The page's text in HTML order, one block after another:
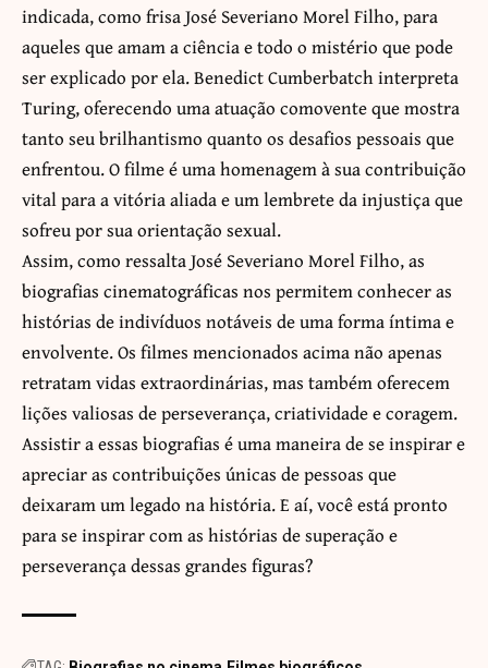
indicada, como frisa José Severiano Morel Filho, para
aqueles que amam a ciência e todo o mistério que pode
ser explicado por ela. Benedict Cumberbatch interpreta
Turing, oferecendo uma atuação comovente que mostra
tanto seu brilhantismo quanto os desafios pessoais que
enfrentou. O filme é uma homenagem à sua contribuição
vital para a vitória aliada e um lembrete da injustiça que
sofreu por sua orientação sexual.
Assim, como ressalta José Severiano Morel Filho, as
biografias cinematográficas nos permitem conhecer as
histórias de indivíduos notáveis de uma forma íntima e
envolvente. Os filmes mencionados acima não apenas
retratam vidas extraordinárias, mas também oferecem
lições valiosas de perseverança, criatividade e coragem.
Assistir a essas biografias é uma maneira de se inspirar e
apreciar as contribuições únicas de pessoas que
deixaram um legado na história. E aí, você está pronto
para se inspirar com as histórias de superação e
perseverança dessas grandes figuras?